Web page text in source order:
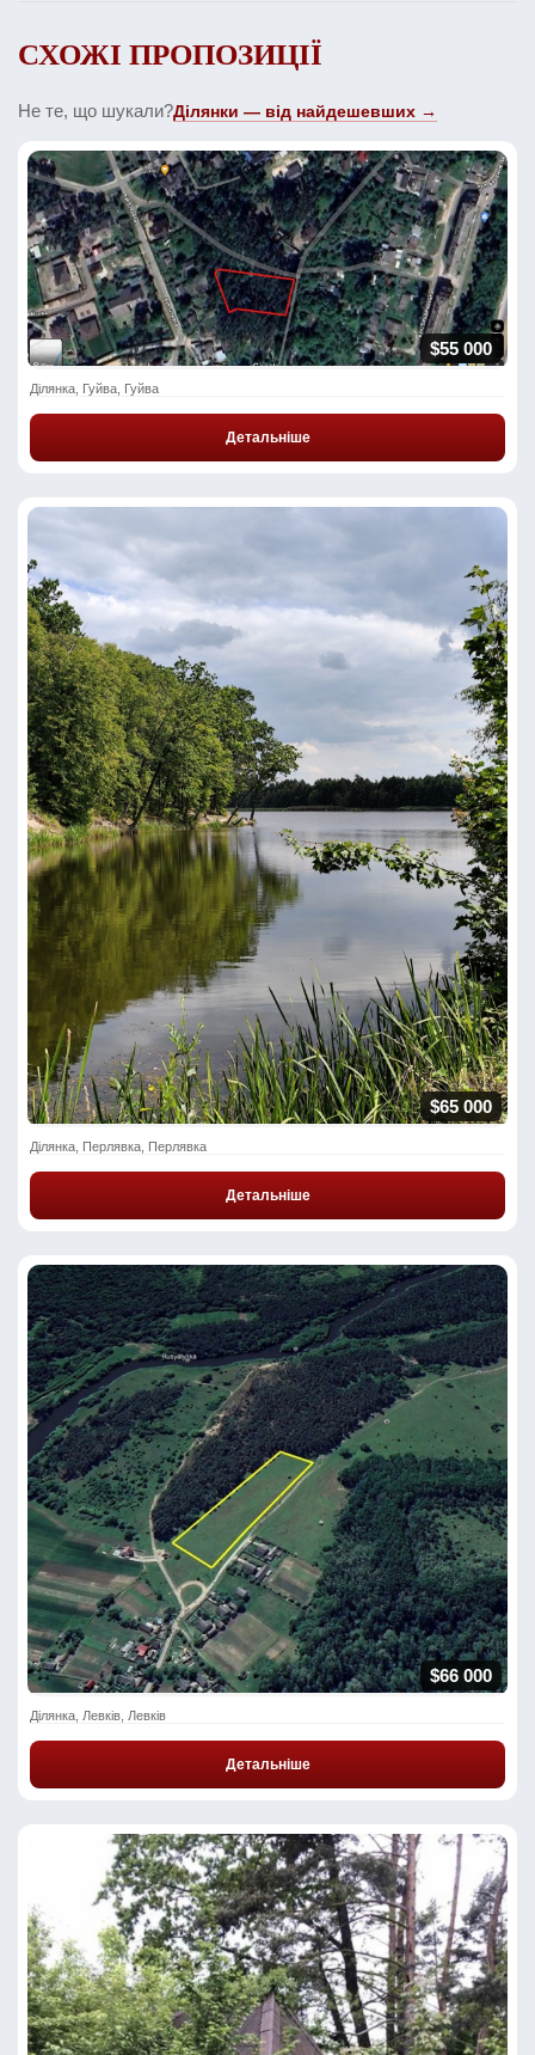
СХОЖІ ПРОПОЗИЦІЇ
Не те, що шукали?Ділянки — від найдешевших →
$55 000
Ділянка, Гуйва, Гуйва
Детальніше
$65 000
Ділянка, Перлявка, Перлявка
Детальніше
$66 000
Ділянка, Левків, Левків
Детальніше